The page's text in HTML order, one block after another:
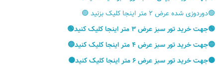
🟢دوردوزی شده عرض ۲ متر اینجا کلیک بزنید 🟢
🟢جهت خرید تور سبز عرض ۳ متر اینجا کلیک کنید🟢
🔵جهت خرید تور سبز عرض ۴ متر اینجا کلیک کنید🔵
🟠جهت خرید تور سبز عرض ۶ متر اینجا کلیک کنید🟠